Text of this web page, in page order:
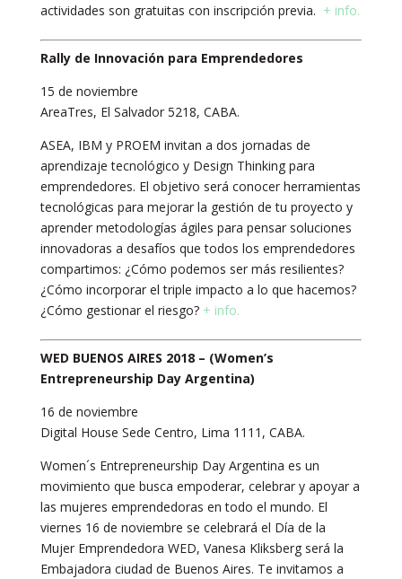
actividades son gratuitas con inscripción previa. + info.
Rally de Innovación para Emprendedores
15 de noviembre
AreaTres, El Salvador 5218, CABA.
ASEA, IBM y PROEM invitan a dos jornadas de
aprendizaje tecnológico y Design Thinking para
emprendedores. El objetivo será conocer herramientas
tecnológicas para mejorar la gestión de tu proyecto y
aprender metodologías ágiles para pensar soluciones
innovadoras a desafíos que todos los emprendedores
compartimos: ¿Cómo podemos ser más resilientes?
¿Cómo incorporar el triple impacto a lo que hacemos?
¿Cómo gestionar el riesgo? + info.
WED BUENOS AIRES 2018 – (Women’s
Entrepreneurship Day Argentina)
16 de noviembre
Digital House Sede Centro, Lima 1111, CABA.
Women´s Entrepreneurship Day Argentina es un
movimiento que busca empoderar, celebrar y apoyar a
las mujeres emprendedoras en todo el mundo. El
viernes 16 de noviembre se celebrará el Día de la
Mujer Emprendedora WED, Vanesa Kliksberg será la
Embajadora ciudad de Buenos Aires. Te invitamos a